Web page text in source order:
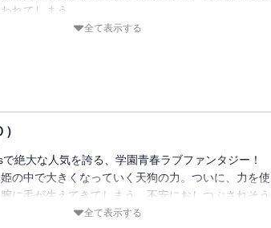
れてしまう。
れるのを防ぐため、タケルはうららと共に、
全て表示する
で絶大な人気を誇る、学園青春ラブファンタジー！
の中で大きくなっていく天狗の力。ついに、力を使
に毛が生えてきてしまう。不安におしつぶされそう
瞬はせいいっぱいの言葉をかけ、彼女を守る決意をす
全て表示する